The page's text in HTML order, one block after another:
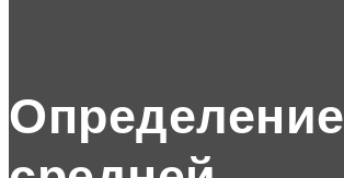
Определение